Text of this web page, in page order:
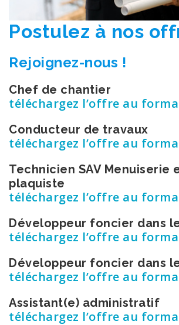
Postulez à nos
Rejoignez-nous !
Chef de chantier
téléchargez l’offre au
Conducteur de travaux
téléchargez l’offre au
Technicien SAV Menuiserie
plaquiste
téléchargez l’offre au
Développeur foncier dans
téléchargez l’offre au
Développeur foncier dans
téléchargez l’offre au
Assistant(e) administratif
téléchargez l’offre au